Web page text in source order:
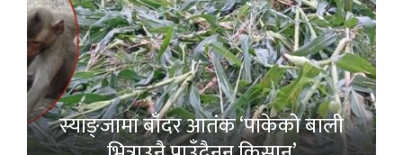
स्याङ्जामा बाँदर आतंक ‘पाकेको बाली